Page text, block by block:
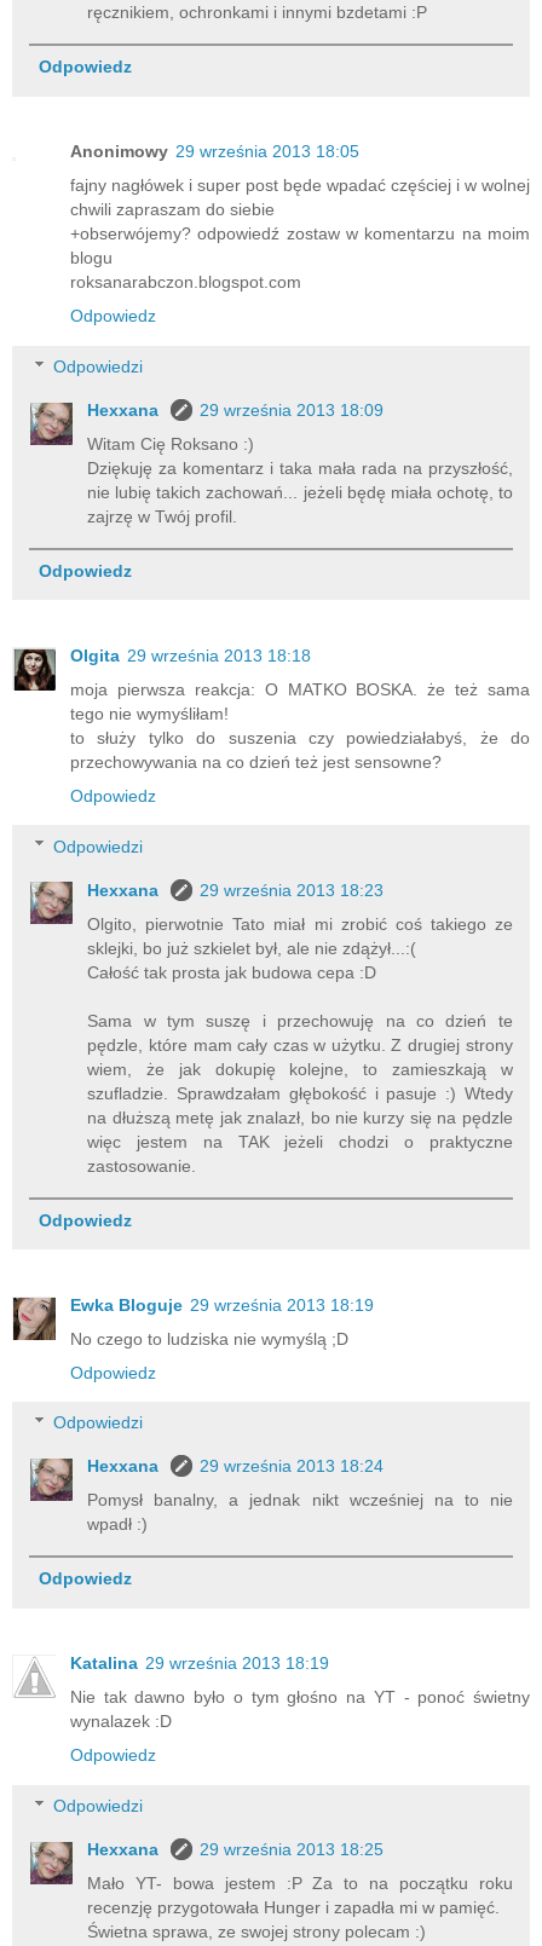
ręcznikiem, ochronkami i innymi bzdetami :P
Odpowiedz
Anonimowy 29 września 2013 18:05
fajny nagłówek i super post będe wpadać częściej i w wolnej
chwili zapraszam do siebie
+obserwójemy? odpowiedź zostaw w komentarzu na moim
blogu
roksanarabczon.blogspot.com
Odpowiedz
Odpowiedzi
Hexxana
29 września 2013 18:09
Witam Cię Roksano :)
Dziękuję za komentarz i taka mała rada na przyszłość,
nie lubię takich zachowań... jeżeli będę miała ochotę, to
zajrzę w Twój profil.
Odpowiedz
Olgita 29 września 2013 18:18
moja pierwsza reakcja: O MATKO BOSKA. że też sama
tego nie wymyśliłam!
to służy tylko do suszenia czy powiedziałabyś, że do
przechowywania na co dzień też jest sensowne?
Odpowiedz
Odpowiedzi
Hexxana
29 września 2013 18:23
Olgito, pierwotnie Tato miał mi zrobić coś takiego ze
sklejki, bo już szkielet był, ale nie zdążył...:(
Całość tak prosta jak budowa cepa :D
Sama w tym suszę i przechowuję na co dzień te
pędzle, które mam cały czas w użytku. Z drugiej strony
wiem, że jak dokupię kolejne, to zamieszkają w
szufladzie. Sprawdzałam głębokość i pasuje :) Wtedy
na dłuższą metę jak znalazł, bo nie kurzy się na pędzle
więc jestem na TAK jeżeli chodzi o praktyczne
zastosowanie.
Odpowiedz
Ewka Bloguje 29 września 2013 18:19
No czego to ludziska nie wymyślą ;D
Odpowiedz
Odpowiedzi
Hexxana
29 września 2013 18:24
Pomysł banalny, a jednak nikt wcześniej na to nie
wpadł :)
Odpowiedz
Katalina 29 września 2013 18:19
Nie tak dawno było o tym głośno na YT - ponoć świetny
wynalazek :D
Odpowiedz
Odpowiedzi
Hexxana
29 września 2013 18:25
Mało YT- bowa jestem :P Za to na początku roku
recenzję przygotowała Hunger i zapadła mi w pamięć.
Świetna sprawa, ze swojej strony polecam :)